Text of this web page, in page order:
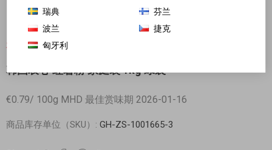
对不起-这个产品已经不再提供
韩国农心 红薯粉 家庭装 1kg 绿袋
€0.79/ 100g MHD 最佳赏味期 2026-01-16
商品库存单位（SKU）: GH-ZS-1001665-3
瑞典
芬兰
波兰
捷克
匈牙利